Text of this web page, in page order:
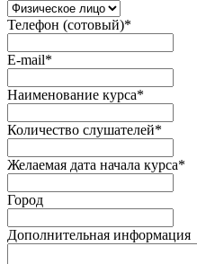
Телефон (сотовый)*
E-mail*
Наименование курса*
Количество слушателей*
Желаемая дата начала курса*
Город
Дополнительная информация